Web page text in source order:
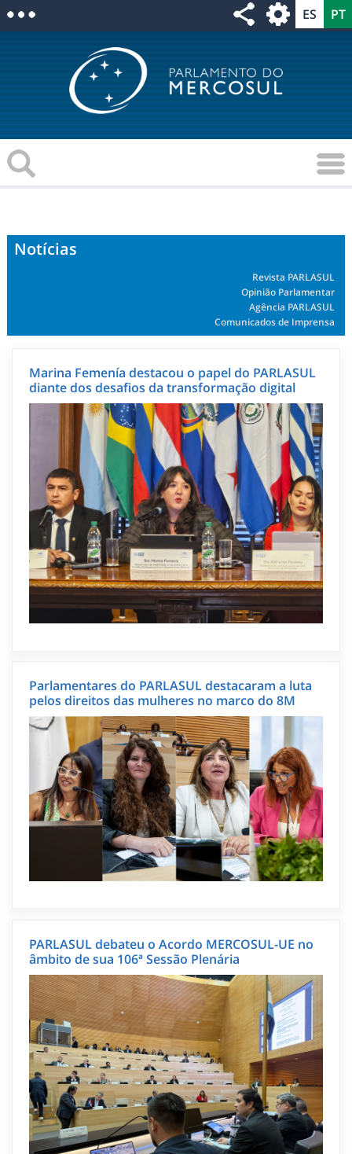
Notícias
Revista PARLASUL
Opinião Parlamentar
Agência PARLASUL
Comunicados de Imprensa
Marina Femenía destacou o papel do PARLASUL
diante dos desafios da transformação digital
Parlamentares do PARLASUL destacaram a luta
pelos direitos das mulheres no marco do 8M
PARLASUL debateu o Acordo MERCOSUL-UE no
âmbito de sua 106ª Sessão Plenária